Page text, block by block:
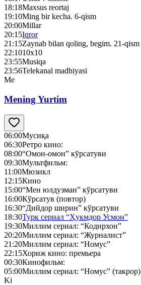
18:18Maxsus reortaj
19:10Ming bir kecha. 6-qism
20:00Millar
20:15Iqror
21:15Zaynab bilan qoling, begim. 21-qism
22:1010х10
23:55Musiqa
23:56Telekanal madhiyasi
Me
Mening Yurtim
06:00Мусиқа
06:30Ретро кино:
08:00“Омон-омон” кўрсатуви
09:30Мультфильм:
11:00Мюзикл
12:15Кино
15:00“Мен юлдузман” кўрсатуви
16:00Кўрсатув (повтор)
16:30“Дийдор ширин” кўрсатуви
18:30Турк сериал “Ҳукмдор Усмон”
19:30Миллим сериал: “Кодирхон”
20:20Миллим сериал: “Журналист”
21:20Миллим сериал: “Номус”
22:15Хориж кино: премьера
00:30Кинофильм:
05:00Миллим сериал: “Номус” (такрор)
Ki